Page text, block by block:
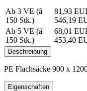
Ab 3 VE (â
150 Stk.)
81,93
546,19
Ab 5 VE (â
150 Stk.)
68,01
453,40
Beschreibung
PE Flachsäcke 900 x
Eigenschaften